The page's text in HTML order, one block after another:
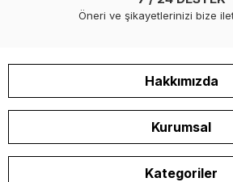
Öneri ve şikayetlerinizi bize
Hakkımızda
Kurumsal
Kategoriler